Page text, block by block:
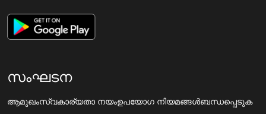
സംഘടന
ആമുഖംസ്വകാര്യതാ നയംഉപയോഗ നിയമങ്ങൾബന്ധപ്പെടുക